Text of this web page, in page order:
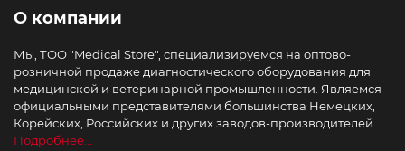
О компании
Мы, ТОО "Medical Store", специализируемся на оптово-
розничной продаже диагностического оборудования для
медицинской и ветеринарной промышленности. Являемся
официальными представителями большинства Немецких,
Корейских, Российских и других заводов-производителей.
Подробнее...